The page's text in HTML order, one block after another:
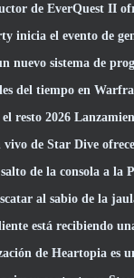
II ofrece detalles sobre el servidor de
el evento de generación
de progresión en la
del tiempo en
resto 2026
ofrece una mirada al juego en
de la consola a la
jaula en las ligas VI de RuneScape de la
está recibiendo una revisión
es un cambio de imagen al estilo de Alicia